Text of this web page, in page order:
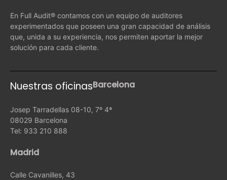
En Full Audit® contamos con un equipo de auditores
experimentados que poseen una gran capacidad de análisis
que, unida a su experiencia, nos permiten aportar la mejor
solución para cada cliente.
Nuestras oficinasBarcelona
Josep Tarradellas 08-10, 7º 4ª
08029 Barcelona
Tel: 933 210 888
Madrid
Calle Cavanilles, 43